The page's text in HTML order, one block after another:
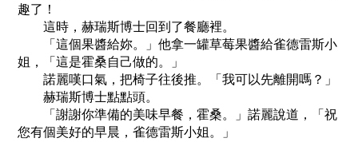
趣了！
這時，赫瑞斯博士回到了餐廳裡。
「這個果醬給妳。」他拿一罐草莓果醬給雀德雷斯小
姐，「這是霍桑自己做的。」
諾麗嘆口氣，把椅子往後推。「我可以先離開嗎？」
赫瑞斯博士點點頭。
「謝謝你準備的美味早餐，霍桑。」諾麗說道，「祝
您有個美好的早晨，雀德雷斯小姐。」